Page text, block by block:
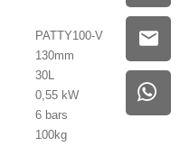
PATTY100-V
130mm
30L
0,55 kW
6 bars
100kg